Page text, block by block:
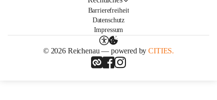
Barrierefreiheit
Datenschutz
Impressum
© 2026 Reichenau — powered byCITIES.